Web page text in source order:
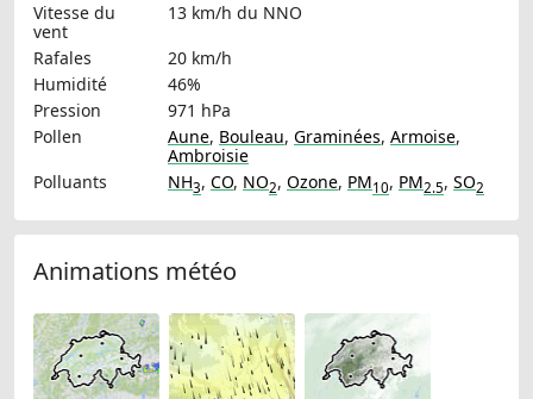
Vitesse du
vent
13 km/h du NNO
Rafales
20 km/h
Humidité
46%
Pression
971 hPa
Pollen
Aune, Bouleau, Graminées, Armoise,
Ambroisie
Polluants
NH3, CO, NO2, Ozone, PM10, PM2.5, SO2
Animations météo